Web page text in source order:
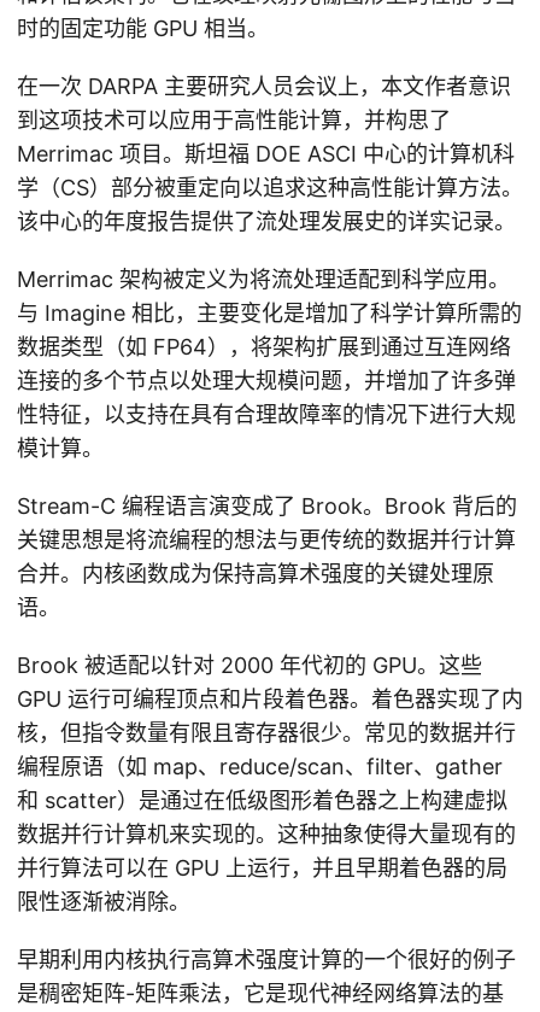
时的固定功能 GPU 相当。
在一次 DARPA 主要研究人员会议上，本文作者意识
到这项技术可以应用于高性能计算，并构思了
Merrimac 项目。斯坦福 DOE ASCI 中心的计算机科
学（CS）部分被重定向以追求这种高性能计算方法。
该中心的年度报告提供了流处理发展史的详实记录。
Merrimac 架构被定义为将流处理适配到科学应用。
与 Imagine 相比，主要变化是增加了科学计算所需的
数据类型（如 FP64），将架构扩展到通过互连网络
连接的多个节点以处理大规模问题，并增加了许多弹
性特征，以支持在具有合理故障率的情况下进行大规
模计算。
Stream-C 编程语言演变成了 Brook。Brook 背后的
关键思想是将流编程的想法与更传统的数据并行计算
合并。内核函数成为保持高算术强度的关键处理原
语。
Brook 被适配以针对 2000 年代初的 GPU。这些
GPU 运行可编程顶点和片段着色器。着色器实现了内
核，但指令数量有限且寄存器很少。常见的数据并行
编程原语（如 map、reduce/scan、filter、gather
和 scatter）是通过在低级图形着色器之上构建虚拟
数据并行计算机来实现的。这种抽象使得大量现有的
并行算法可以在 GPU 上运行，并且早期着色器的局
限性逐渐被消除。
早期利用内核执行高算术强度计算的一个很好的例子
是稠密矩阵-矩阵乘法，它是现代神经网络算法的基